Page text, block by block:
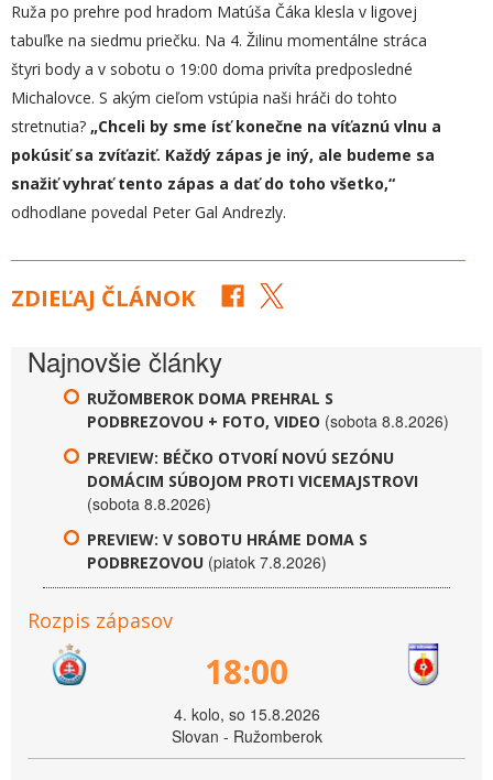
Ruža po prehre pod hradom Matúša Čáka klesla v ligovej
tabuľke na siedmu priečku. Na 4. Žilinu momentálne stráca
štyri body a v sobotu o 19:00 doma privíta predposledné
Michalovce. S akým cieľom vstúpia naši hráči do tohto
stretnutia? „Chceli by sme ísť konečne na víťaznú vlnu a
pokúsiť sa zvíťaziť. Každý zápas je iný, ale budeme sa
snažiť vyhrať tento zápas a dať do toho všetko,“
odhodlane povedal Peter Gal Andrezly.
ZDIEĽAJ ČLÁNOK
Najnovšie články
RUŽOMBEROK DOMA PREHRAL S
PODBREZOVOU + FOTO, VIDEO (sobota 8.8.2026)
PREVIEW: BÉČKO OTVORÍ NOVÚ SEZÓNU
DOMÁCIM SÚBOJOM PROTI VICEMAJSTROVI
(sobota 8.8.2026)
PREVIEW: V SOBOTU HRÁME DOMA S
PODBREZOVOU (piatok 7.8.2026)
Rozpis zápasov
18:00
4. kolo, so 15.8.2026
Slovan - Ružomberok